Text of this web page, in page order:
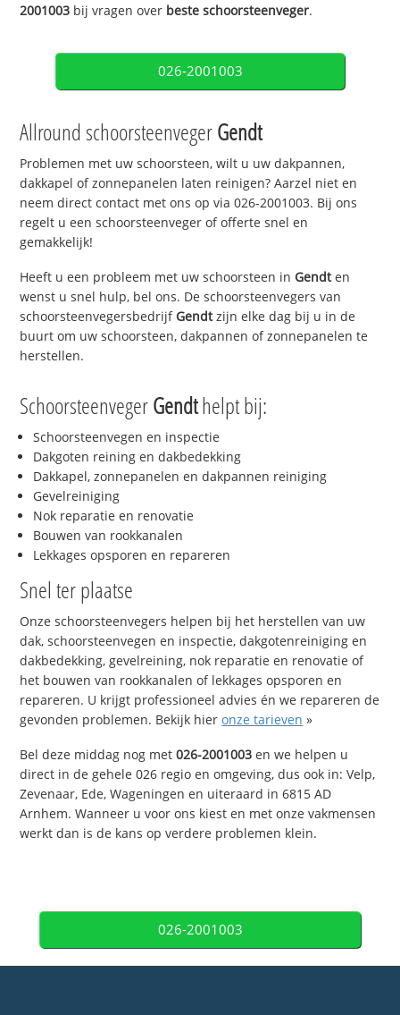
2001003 bij vragen over beste schoorsteenveger.
026-2001003
Allround schoorsteenvegerGendt
Problemen met uw schoorsteen, wilt u uw dakpannen,
dakkapel of zonnepanelen laten reinigen? Aarzel niet en
neem direct contact met ons op via 026-2001003. Bij ons
regelt u een schoorsteenveger of offerte snel en
gemakkelijk!
Heeft u een probleem met uw schoorsteen in Gendten
wenst u snel hulp, bel ons. De schoorsteenvegers van
schoorsteenvegersbedrijf Gendtzijn elke dag bij u in de
buurt om uw schoorsteen, dakpannen of zonnepanelen te
herstellen.
SchoorsteenvegerGendthelpt bij:
Schoorsteenvegen en inspectie
Dakgoten reining en dakbedekking
Dakkapel, zonnepanelen en dakpannen reiniging
Gevelreiniging
Nok reparatie en renovatie
Bouwen van rookkanalen
Lekkages opsporen en repareren
Snel ter plaatse
Onze schoorsteenvegers helpen bij het herstellen van uw
dak, schoorsteenvegen en inspectie, dakgotenreiniging en
dakbedekking, gevelreining, nok reparatie en renovatie of
het bouwen van rookkanalen of lekkages opsporen en
repareren. U krijgt professioneel advies én we repareren de
gevonden problemen. Bekijk hieronze tarieven »
Bel deze middag nog met026-2001003 en we helpen u
direct in de gehele 026 regio en omgeving, dus ook in: Velp,
Zevenaar, Ede, Wageningen en uiteraard in 6815 AD
Arnhem. Wanneer u voor ons kiest en met onze vakmensen
werkt dan is de kans op verdere problemen klein.
026-2001003